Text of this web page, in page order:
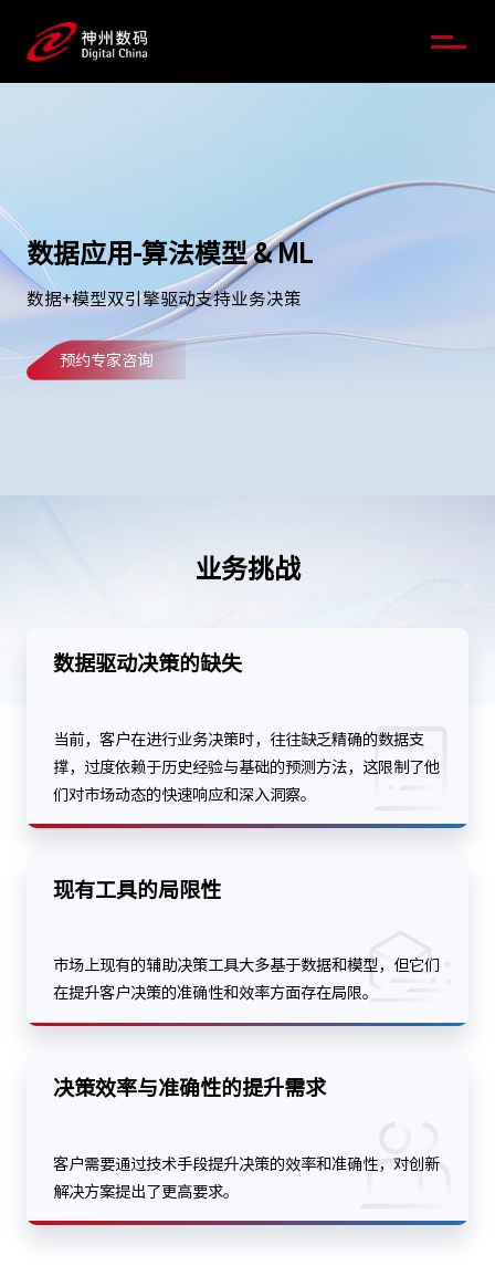
数据应用-算法模型 & ML
数据+模型双引擎驱动支持业务决策
预约专家咨询
业务挑战
数据驱动决策的缺失
当前，客户在进行业务决策时，往往缺乏精确的数据支
撑，过度依赖于历史经验与基础的预测方法，这限制了他
们对市场动态的快速响应和深入洞察。
现有工具的局限性
市场上现有的辅助决策工具大多基于数据和模型，但它们
在提升客户决策的准确性和效率方面存在局限。
决策效率与准确性的提升需求
客户需要通过技术手段提升决策的效率和准确性，对创新
解决方案提出了更高要求。